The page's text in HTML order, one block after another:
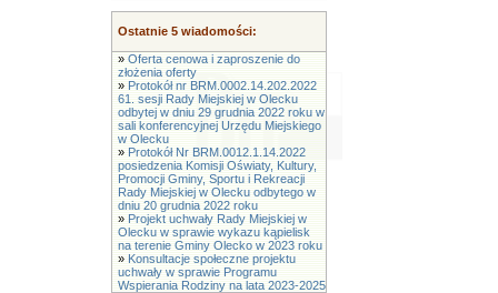
Ostatnie 5 wiadomości:
» Oferta cenowa i zaproszenie do
złożenia oferty
» Protokół nr BRM.0002.14.202.2022
61. sesji Rady Miejskiej w Olecku
odbytej w dniu 29 grudnia 2022 roku w
sali konferencyjnej Urzędu Miejskiego
w Olecku
» Protokół Nr BRM.0012.1.14.2022
posiedzenia Komisji Oświaty, Kultury,
Promocji Gminy, Sportu i Rekreacji
Rady Miejskiej w Olecku odbytego w
dniu 20 grudnia 2022 roku
» Projekt uchwały Rady Miejskiej w
Olecku w sprawie wykazu kąpielisk
na terenie Gminy Olecko w 2023 roku
» Konsultacje społeczne projektu
uchwały w sprawie Programu
Wspierania Rodziny na lata 2023-2025